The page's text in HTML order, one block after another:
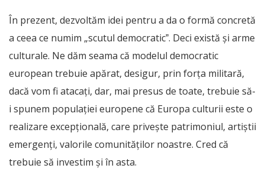
În prezent, dezvoltăm idei pentru a da o formă concretă
a ceea ce numim „scutul democraticˮ. Deci există și arme
culturale. Ne dăm seama că modelul democratic
european trebuie apărat, desigur, prin forța militară,
dacă vom fi atacați, dar, mai presus de toate, trebuie să-
i spunem populației europene că Europa culturii este o
realizare excepțională, care privește patrimoniul, artiștii
emergenți, valorile comunităților noastre. Cred că
trebuie să investim și în asta.